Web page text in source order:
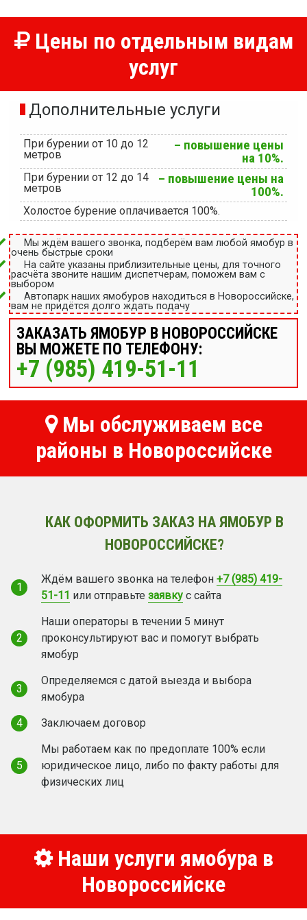
Цены по отдельным видам
услуг
Дополнительные услуги
При бурении от 10 до 12
метров
– повышение цены
на 10%.
При бурении от 12 до 14
метров
– повышение цены на
100%.
Холостое бурение оплачивается 100%.
Мы ждём вашего звонка, подберём вам любой ямобур в
очень быстрые сроки
На сайте указаны приблизительные цены, для точного
расчёта звоните нашим диспетчерам, поможем вам с
выбором
Автопарк наших ямобуров находиться в Новороссийске,
вам не придётся долго ждать подачу
ЗАКАЗАТЬ ЯМОБУР В НОВОРОССИЙСКЕ
ВЫ МОЖЕТЕ ПО ТЕЛЕФОНУ:
+7 (985) 419-51-11
Мы обслуживаем все
районы в Новороссийске
КАК ОФОРМИТЬ ЗАКАЗ НА ЯМОБУР В
НОВОРОССИЙСКЕ?
1
Ждём вашего звонка на телефон +7 (985) 419-
51-11 или отправьте заявку с сайта
2
Наши операторы в течении 5 минут
проконсультируют вас и помогут выбрать
ямобур
3
Определяемся с датой выезда и выбора
ямобура
4
Заключаем договор
5
Мы работаем как по предоплате 100% если
юридическое лицо, либо по факту работы для
физических лиц
Наши услуги ямобура в
Новороссийске